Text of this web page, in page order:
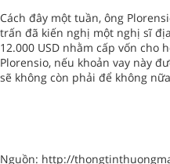
Cách đây một tuần, ông
trấn đã kiến nghị một nghị sĩ
12.000 USD nhằm cấp vốn cho
Plorensio, nếu khoản vay này
sẽ không còn phải để không
Nguồn: http://